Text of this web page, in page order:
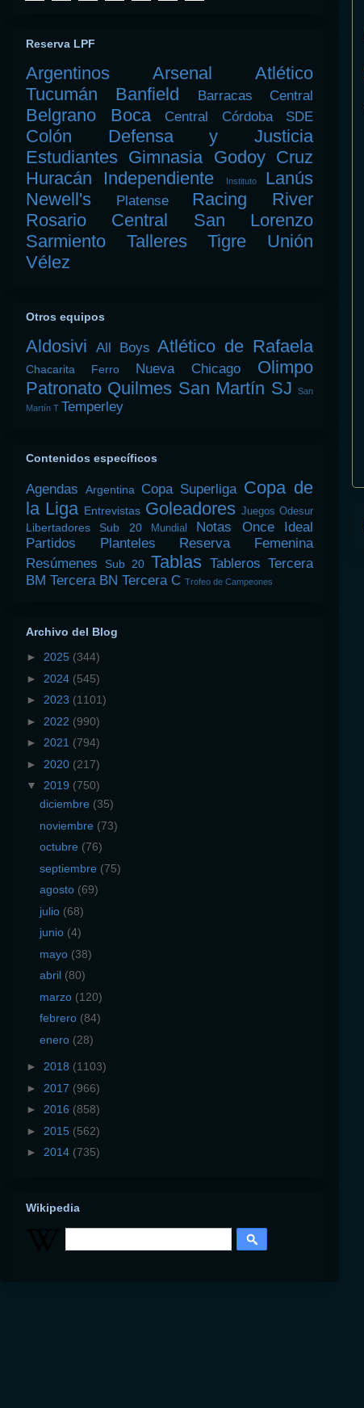
Reserva LPF
Argentinos Arsenal
Atlético
Tucumán
Banfield Barracas Central
Belgrano Boca Central Córdoba SDE
Colón
Defensa y Justicia
Estudiantes Gimnasia Godoy Cruz
Huracán
Independiente Instituto
Lanús
Newell's
Platense Racing
River
Rosario Central
San Lorenzo
Sarmiento
Talleres Tigre
Unión
Vélez
Otros equipos
Aldosivi All Boys Atlético de Rafaela
Chacarita Ferro Nueva Chicago
Olimpo
Patronato Quilmes San Martín SJ
San
Martín T Temperley
Contenidos específicos
Agendas Argentina Copa Superliga Copa de
la Liga Entrevistas Goleadores Juegos Odesur
Libertadores Sub 20 Mundial Notas
Once Ideal
Partidos
Planteles
Reserva Femenina
Resúmenes
Sub 20 Tablas Tableros Tercera
BM Tercera BN Tercera C Trofeo de Campeones
Archivo del Blog
► 2025 (344)
► 2024 (545)
► 2023 (1101)
► 2022 (990)
► 2021 (794)
► 2020 (217)
▼ 2019 (750)
diciembre (35)
noviembre (73)
octubre (76)
septiembre (75)
agosto (69)
julio (68)
junio (4)
mayo (38)
abril (80)
marzo (120)
febrero (84)
enero (28)
► 2018 (1103)
► 2017 (966)
► 2016 (858)
► 2015 (562)
► 2014 (735)
Wikipedia